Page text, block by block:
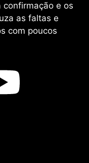
e os
as faltas e
com poucos